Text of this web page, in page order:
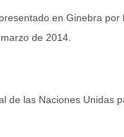
en Ginebra por
de 2014.
de las Naciones Unidas